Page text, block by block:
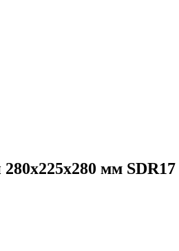
мм SDR17